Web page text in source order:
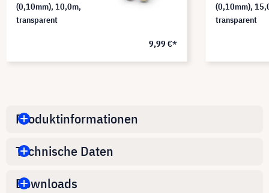
(0,10mm), 10,0m,
transparent
9,99 €*
(0,10mm),
transparent
Produktinformationen
Technische Daten
Downloads